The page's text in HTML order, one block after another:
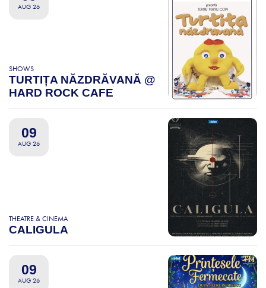
AUG 26
SHOWS
TURTIȚA NĂZDRĂVANĂ @
HARD ROCK CAFE
09
AUG 26
THEATRE & CINEMA
CALIGULA
09
AUG 26